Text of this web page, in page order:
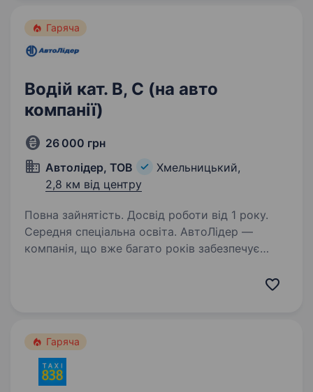
Гаряча
Водій кат. В, С (на авто
компанії)
26 000 грн
Автолідер, ТОВ
Хмельницький,
2,8 км від центру
Повна зайнятість. Досвід роботи від 1 року.
Середня спеціальна освіта. АвтоЛідер —
компанія, що вже багато років забезпечує
поділяють…
Гаряча